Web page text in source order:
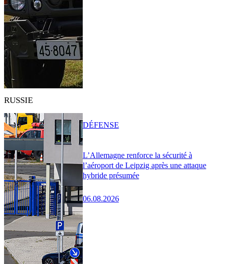
RUSSIE
L’Allemagne renforce la sécurité à
l’aéroport de Leipzig après une attaque
hybride présumée
06.08.2026
DÉFENSE